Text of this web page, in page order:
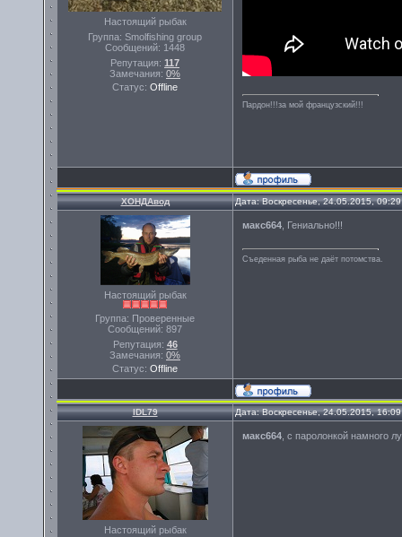
Настоящий рыбак
Группа: Smolfishing group
Сообщений: 1448
Репутация: 117
Замечания: 0%
Статус: Offline
Пардон!!!за мой французский!!!
ХОНДАвод Дата: Воскресенье, 24.05.2015,
Настоящий рыбак
Группа: Проверенные
Сообщений: 897
Репутация: 46
Замечания: 0%
Статус: Offline
макс664 , Гениально!!!
Съеденная рыба не даёт потомства.
IDL79 Дата: Воскресенье, 24.05.2015,
Настоящий рыбак
макс664 , с паролонкой намного